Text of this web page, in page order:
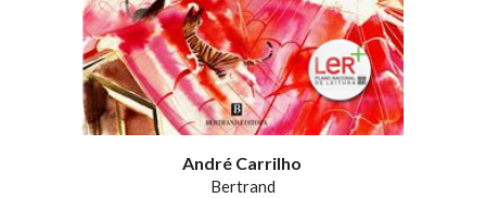
André Carrilho
Bertrand